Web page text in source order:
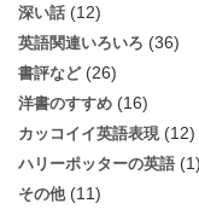
深い話 (12)
英語関連いろいろ (36)
書評など(26)
洋書のすすめ (16)
カッコイイ英語表現 (12)
ハリーポッターの英語 (1)
その他(11)